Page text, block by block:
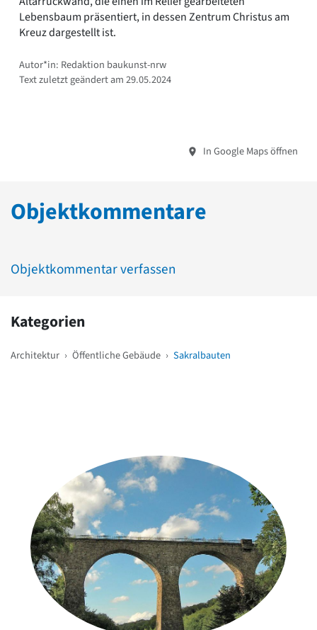
Lebensbaum präsentiert, in dessen Zentrum Christus am
Kreuz dargestellt ist.
Autor*in: Redaktion baukunst-nrw
Text zuletzt geändert am 29.05.2024
In Google Maps öffnen
Objektkommentare
Objektkommentar verfassen
Kategorien
Architektur › Öffentliche Gebäude › Sakralbauten